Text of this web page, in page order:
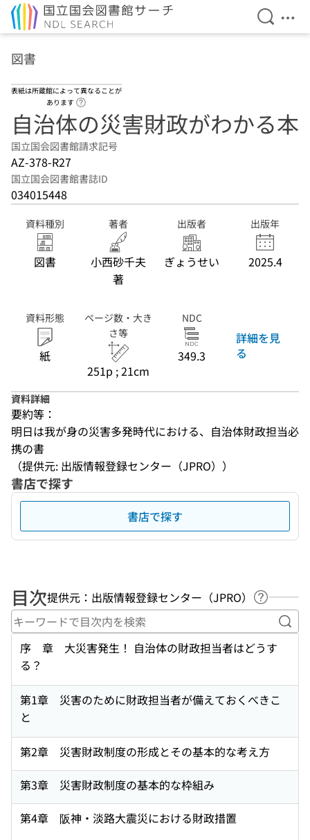
検索を
メ
図書
表紙は所蔵館によって異なることが
あります
自治体の災害財政がわかる本
国立国会図書館請求記号
AZ-378-R27
国立国会図書館書誌ID
034015448
資料種別
図書
著者
小西砂千夫
著
出版者
ぎょうせい
出版年
2025.4
資料形態
紙
ページ数・大き
さ等
251p ; 21cm
NDC
349.3
詳細を見
る
資料詳細
要約等：
明日は我が身の災害多発時代における、自治体財政担当必
携の書
（提供元: 出版情報登録センター（JPRO））
書店で探す
書店で探す
目次提供元：出版情報登録センター（JPRO）
ヘルプペ
キ
序 章 大災害発生！ 自治体の財政担当者はどうす
る？
第1章 災害のために財政担当者が備えておくべきこ
と
第2章 災害財政制度の形成とその基本的な考え方
第3章 災害財政制度の基本的な枠組み
第4章 阪神・淡路大震災における財政措置